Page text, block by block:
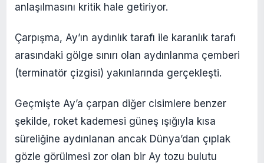
anlaşılmasını kritik hale getiriyor.
Çarpışma, Ay’ın aydınlık tarafı ile karanlık tarafı
arasındaki gölge sınırı olan aydınlanma çemberi
(terminatör çizgisi) yakınlarında gerçekleşti.
Geçmişte Ay’a çarpan diğer cisimlere benzer
şekilde, roket kademesi güneş ışığıyla kısa
süreliğine aydınlanan ancak Dünya’dan çıplak
gözle görülmesi zor olan bir Ay tozu bulutu